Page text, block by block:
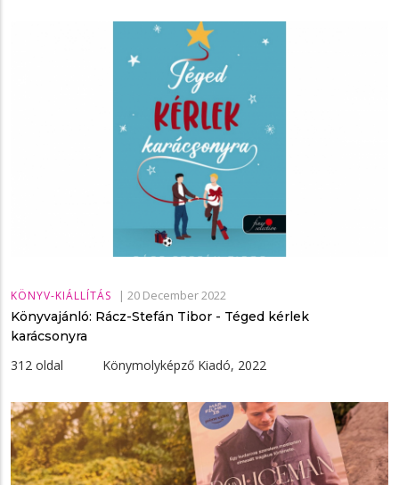
KÖNYV-KIÁLLÍTÁS | 20 December 2022
Könyvajánló: Rácz-Stefán Tibor - Téged kérlek
karácsonyra
312 oldal Könymolyképző Kiadó, 2022